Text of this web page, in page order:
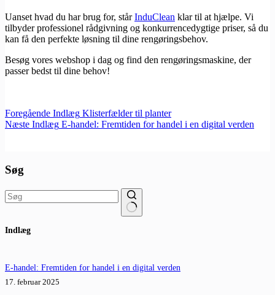
Uanset hvad du har brug for, stårInduClean klar til at hjælpe. Vi
tilbyder professionel rådgivning og konkurrencedygtige priser, så du
kan få den perfekte løsning til dine rengøringsbehov.
Besøg vores webshop i dag og find den rengøringsmaskine, der
passer bedst til dine behov!
Foregående Indlæg Klisterfælder til planter
Næste Indlæg E-handel: Fremtiden for handel i en digital verden
Søg
resultater
Indlæg
E-handel: Fremtiden for handel i en digital verden
17. februar 2025